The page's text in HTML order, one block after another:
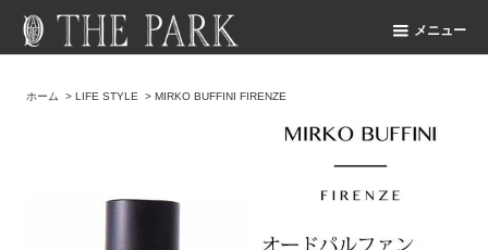
メニュー
ホーム >LIFE STYLE >MIRKO BUFFINI FIRENZE